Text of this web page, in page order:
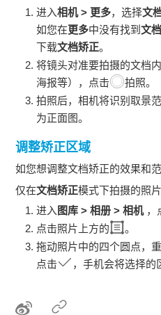
进入相机> 更多，选择文
如您在更多中没有找到文
下载文档矫正。
将镜头对准要拍摄的文档
海报等），点击
拍照。
拍照后，相机将识别取景
为正面图。
调整矫正区域
如您想调整文档矫正的效果和
仅在文档矫正模式下拍摄的照
进入 图库 >相册 >相机 ，
点击照片上方的
。
拖动照片中的四个圆点，
点击
，手机会将选择的